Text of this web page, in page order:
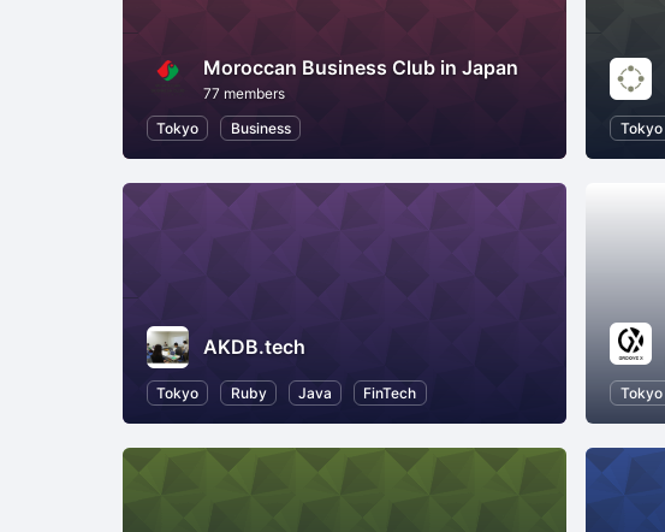
Moroccan Business Club in Japan
77 members
Tokyo
Business
Tokyo
AKDB.tech
Tokyo Ruby Java FinTech
Tokyo